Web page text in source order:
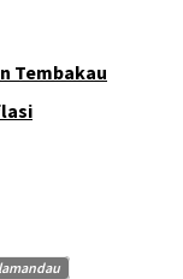
Tembakau